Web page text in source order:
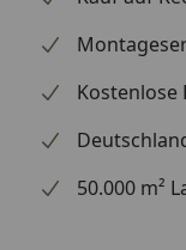
Kostenlose
50.000 m²